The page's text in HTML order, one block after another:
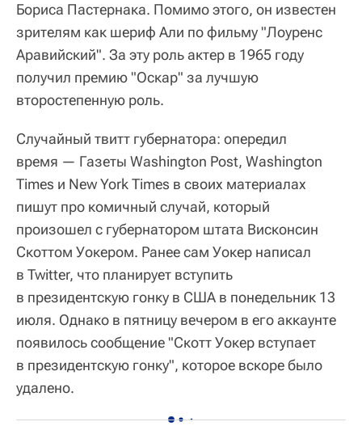
Бориса Пастернака. Помимо этого, он известен
зрителям как шериф Али по фильму "Лоуренс
Аравийский". За эту роль актер в 1965 году
получил премию "Оскар" за лучшую
второстепенную роль.
Случайный твитт губернатора: опередил
время — Газеты Washington Post, Washington
Times и New York Times в своих материалах
пишут про комичный случай, который
произошел с губернатором штата Висконсин
Скоттом Уокером. Ранее сам Уокер написал
в Twitter, что планирует вступить
в президентскую гонку в США в понедельник 13
июля. Однако в пятницу вечером в его аккаунте
появилось сообщение "Скотт Уокер вступает
в президентскую гонку", которое вскоре было
удалено.